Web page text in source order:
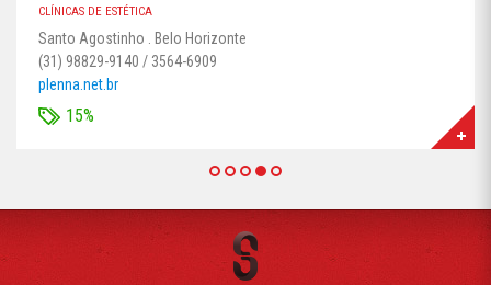
CLÍNICAS DE ESTÉTICA
Santo Agostinho . Belo Horizonte
(31) 98829-9140 / 3564-6909
plenna.net.br
15%